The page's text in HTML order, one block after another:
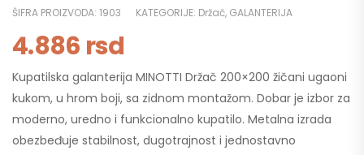
ŠIFRA PROIZVODA: 1903 KATEGORIJE: Držač, GALANTERIJA
4.886 rsd
Kupatilska galanterija MINOTTI Držač 200×200 žičani ugaoni
kukom, u hrom boji, sa zidnom montažom. Dobar je izbor za
moderno, uredno i funkcionalno kupatilo. Metalna izrada
obezbeđuje stabilnost, dugotrajnost i jednostavno